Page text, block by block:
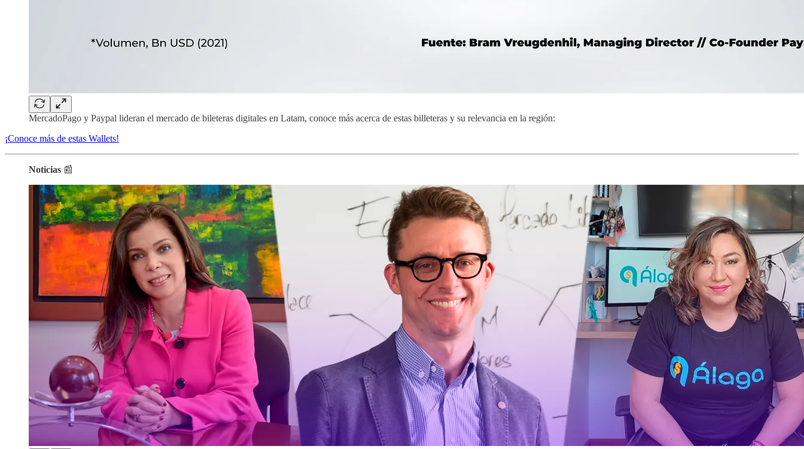
MercadoPago y Paypal lideran el mercado de bileteras digitales en Latam, conoce más acerca de estas billeteras y su relevancia en la región:
¡Conoce más de estas Wallets!
Noticias 📰